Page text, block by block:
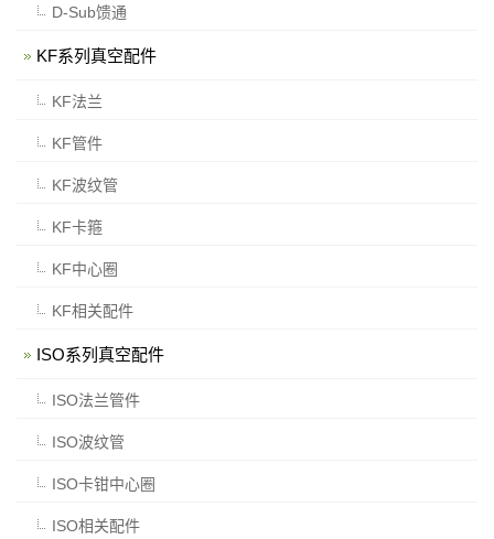
D-Sub馈通
KF系列真空配件
KF法兰
KF管件
KF波纹管
KF卡箍
KF中心圈
KF相关配件
ISO系列真空配件
ISO法兰管件
ISO波纹管
ISO卡钳中心圈
ISO相关配件